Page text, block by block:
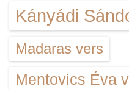
Kányádi
Madaras vers
Mentovics Éva